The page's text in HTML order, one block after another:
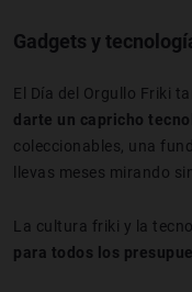
Gadgets y
El Día del Orgullo Friki
darte un capricho
coleccionables, una
llevas meses mirando
La cultura friki y la
para todos los